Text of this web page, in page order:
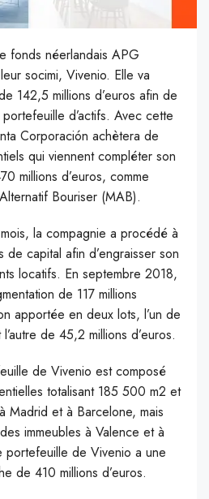
fonds néerlandais APG
socimi, Vivenio. Elle va
142,5 millions d’euros afin de
d’actifs. Avec cette
Corporación achètera de
qui viennent compléter son
millions d’euros, comme
Bouriser (MAB).
la compagnie a procédé à
de capital afin d’engraisser son
locatifs. En septembre 2018,
de 117 millions
apportée en deux lots, l’un de
de 45,2 millions d’euros.
de Vivenio est composé
totalisant 185 500 m2 et
Madrid et à Barcelone, mais
immeubles à Valence et à
portefeuille de Vivenio a une
de 410 millions d’euros.